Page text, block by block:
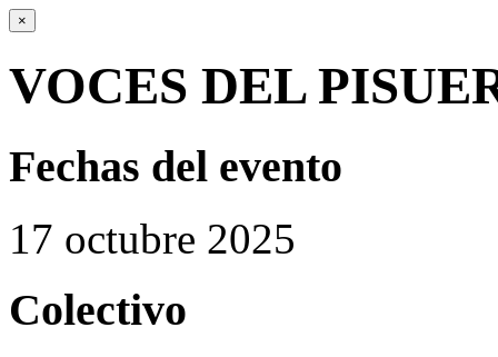
×
VOCES DEL
Fechas del evento
17 octubre 2025
Colectivo